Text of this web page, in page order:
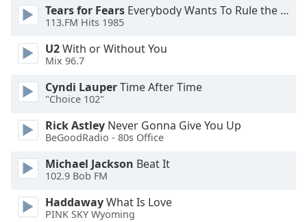
Text
Background
Color
Opacity
Caption
Background
Color
Tears for Fears Everybody Wants To Rule the World
113.FM Hits 1985
U2With or Without You
Mix 96.7
Cyndi LauperTime After Time
"Choice 102"
Rick Astley Never Gonna Give You Up
BeGoodRadio - 80s Office
Michael Jackson Beat It
102.9 Bob FM
HaddawayWhat Is Love
PINK SKY Wyoming